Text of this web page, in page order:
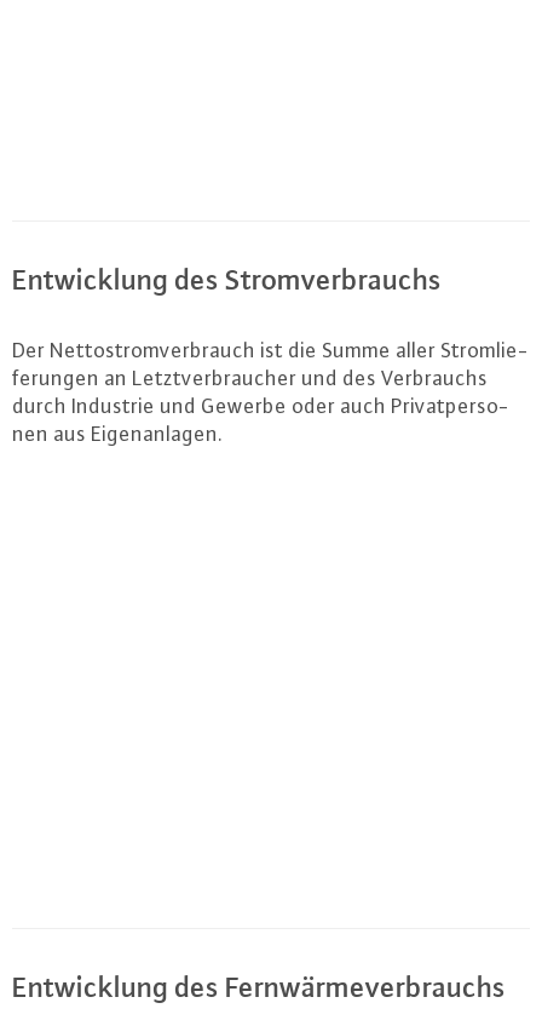
Ent­wick­lung des Strom­ver­brauchs
Der Net­to­strom­ver­brauch ist die Summe aller Strom­lie­
fe­run­gen an Letzt­ver­brau­cher und des Ver­brauchs
durch Industrie und Gewerbe oder auch Pri­vat­per­so­
nen aus Ei­gen­an­la­gen.
Ent­wick­lung des Fern­wär­me­ver­brauchs